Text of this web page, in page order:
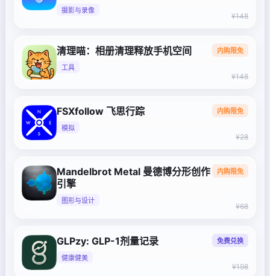
摄影与录像
¥148
清理喵：相册清理释放手机空间
工具
内购限免
¥148
FSXfollow 飞思行踪
模拟
内购限免
¥28
Mandelbrot Metal 曼德博分形创作
引擎
图形与设计
内购限免
¥68
GLPzy: GLP-1剂量记录
健康健美
免费兑换
¥198